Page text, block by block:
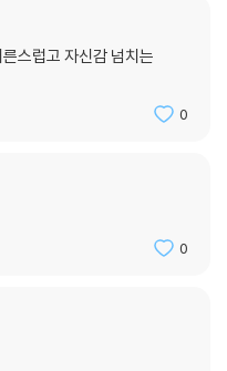
스럽고 자신감 넘치는
0
0